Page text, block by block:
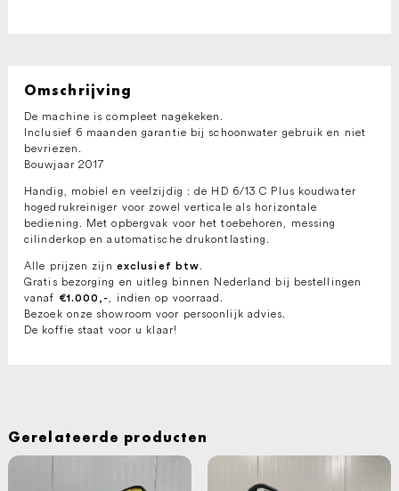
Omschrijving
De machine is compleet nagekeken.
Inclusief 6 maanden garantie bij schoonwater gebruik en niet
bevriezen.
Bouwjaar 2017
Handig, mobiel en veelzijdig : de HD 6/13 C Plus koudwater
hogedrukreiniger voor zowel verticale als horizontale
bediening. Met opbergvak voor het toebehoren, messing
cilinderkop en automatische drukontlasting.
Alle prijzen zijn exclusief btw.
Gratis bezorging en uitleg binnen Nederland bij bestellingen
vanaf €1.000,- , indien op voorraad.
Bezoek onze showroom voor persoonlijk advies.
De koffie staat voor u klaar!
Gerelateerde producten